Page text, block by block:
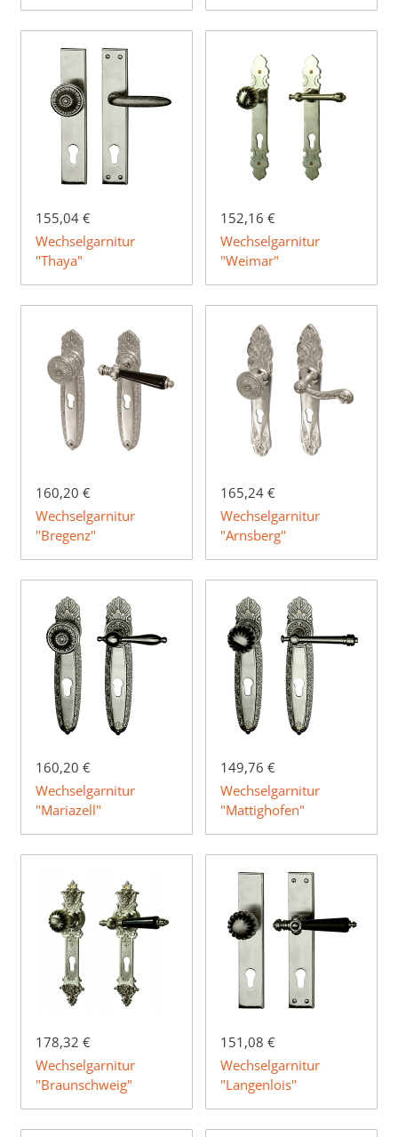
155,04 €
Wechselgarnitur
"Thaya"
152,16 €
Wechselgarnitur
"Weimar"
160,20 €
Wechselgarnitur
"Bregenz"
165,24 €
Wechselgarnitur
"Arnsberg"
160,20 €
Wechselgarnitur
"Mariazell"
149,76 €
Wechselgarnitur
"Mattighofen"
178,32 €
Wechselgarnitur
"Braunschweig"
151,08 €
Wechselgarnitur
"Langenlois"